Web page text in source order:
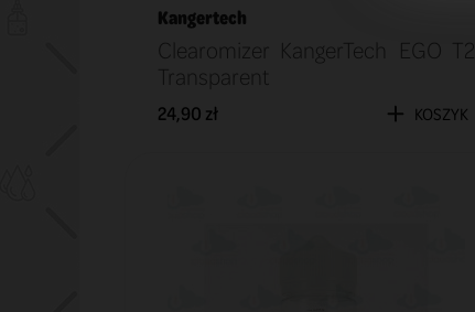
Kangertech
Clearomizer KangerTech EGO T2
Transparent
24,90 zł KOSZYK